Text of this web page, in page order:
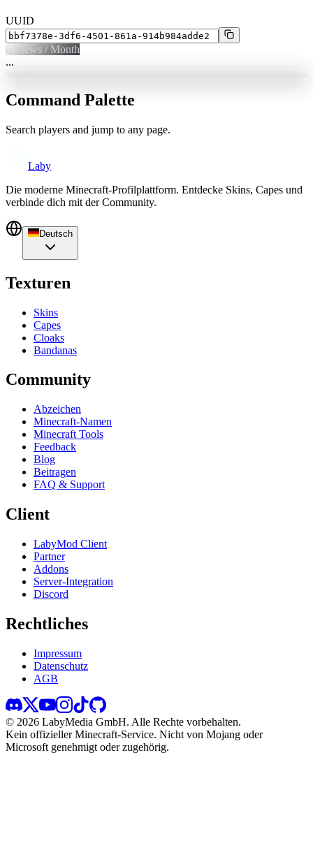
UUID
0 Views / Month
...
Command Palette
Search players and jump to any page.
Laby
Die moderne Minecraft-Profilplattform. Entdecke Skins, Capes und
verbinde dich mit der Community.
Deutsch
Texturen
Skins
Capes
Cloaks
Bandanas
Community
Abzeichen
Minecraft-Namen
Minecraft Tools
Feedback
Blog
Beitragen
FAQ & Support
Client
LabyMod Client
Partner
Addons
Server-Integration
Discord
Rechtliches
Impressum
Datenschutz
AGB
© 2026 LabyMedia GmbH. Alle Rechte vorbehalten.
Kein offizieller Minecraft-Service. Nicht von Mojang oder
Microsoft genehmigt oder zugehörig.